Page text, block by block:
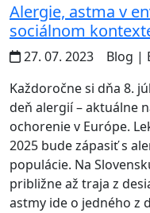
Alergie, astma v
sociálnom
27. 07. 2023 Blog |
Každoročne si dňa 8.
deň alergií – aktuálne
ochorenie v Európe.
2025 bude zápasiť s
populácie. Na
približne až traja z
astmy ide o jedného z